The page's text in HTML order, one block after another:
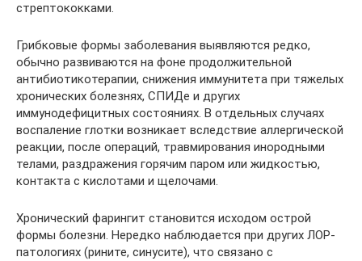
стрептококками.
Грибковые формы заболевания выявляются редко,
обычно развиваются на фоне продолжительной
антибиотикотерапии, снижения иммунитета при тяжелых
хронических болезнях, СПИДе и других
иммунодефицитных состояниях. В отдельных случаях
воспаление глотки возникает вследствие аллергической
реакции, после операций, травмирования инородными
телами, раздражения горячим паром или жидкостью,
контакта с кислотами и щелочами.
Хронический фарингит становится исходом острой
формы болезни. Нередко наблюдается при других ЛОР-
патологиях (рините, синусите), что связано с